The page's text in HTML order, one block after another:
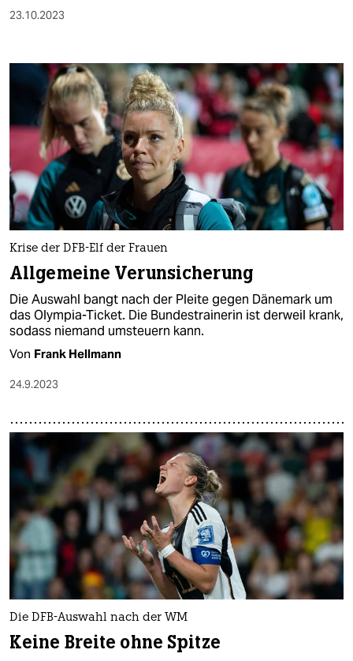
23.10.2023
Krise der DFB-Elf der Frauen
Allgemeine Verunsicherung
Die Auswahl bangt nach der Pleite gegen Dänemark um
das Olympia-Ticket. Die Bundestrainerin ist derweil krank,
sodass niemand umsteuern kann.
Von Frank Hellmann
24.9.2023
Die DFB-Auswahl nach der WM
Keine Breite ohne Spitze